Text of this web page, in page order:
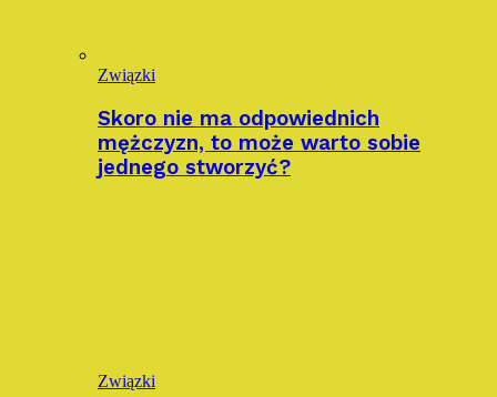
Związki
Skoro nie ma odpowiednich
mężczyzn, to może warto sobie
jednego stworzyć?
Związki